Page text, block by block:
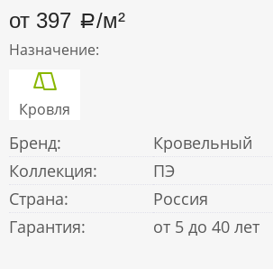
от 397 /м²
Назначение:
Кровля
Бренд:
Кровельный
Коллекция:
ПЭ
Страна:
Россия
Гарантия:
от 5 до 40 лет